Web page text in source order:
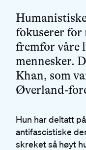
fokuserer for
fremfor våre
mennesker.
Khan, som
Øverland-
Hun har deltatt
antifascistiske
skreket så høyt